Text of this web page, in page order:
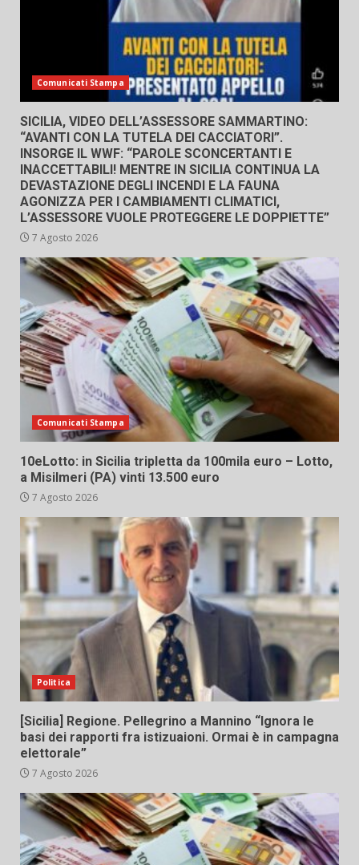
Comunicati Stampa
SICILIA, VIDEO DELL’ASSESSORE SAMMARTINO:
“AVANTI CON LA TUTELA DEI CACCIATORI”.
INSORGE IL WWF: “PAROLE SCONCERTANTI E
INACCETTABILI! MENTRE IN SICILIA CONTINUA LA
DEVASTAZIONE DEGLI INCENDI E LA FAUNA
AGONIZZA PER I CAMBIAMENTI CLIMATICI,
L’ASSESSORE VUOLE PROTEGGERE LE DOPPIETTE”
7 Agosto 2026
Comunicati Stampa
10eLotto: in Sicilia tripletta da 100mila euro – Lotto,
a Misilmeri (PA) vinti 13.500 euro
7 Agosto 2026
Politica
[Sicilia] Regione. Pellegrino a Mannino “Ignora le
basi dei rapporti fra istizuaioni. Ormai è in campagna
elettorale”
7 Agosto 2026